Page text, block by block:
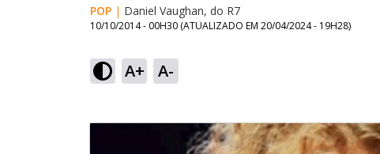
POP | Daniel Vaughan, do R7
10/10/2014 - 00H30 (ATUALIZADO EM 20/04/2024 - 19H28)
A+ A-